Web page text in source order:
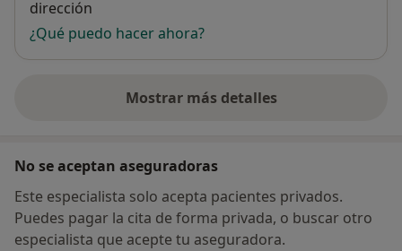
dirección
¿Qué puedo hacer ahora?
Mostrar más detalles
sobre la dirección
No se aceptan aseguradoras
Este especialista solo acepta pacientes privados.
Puedes pagar la cita de forma privada, o buscar otro
especialista que acepte tu aseguradora.